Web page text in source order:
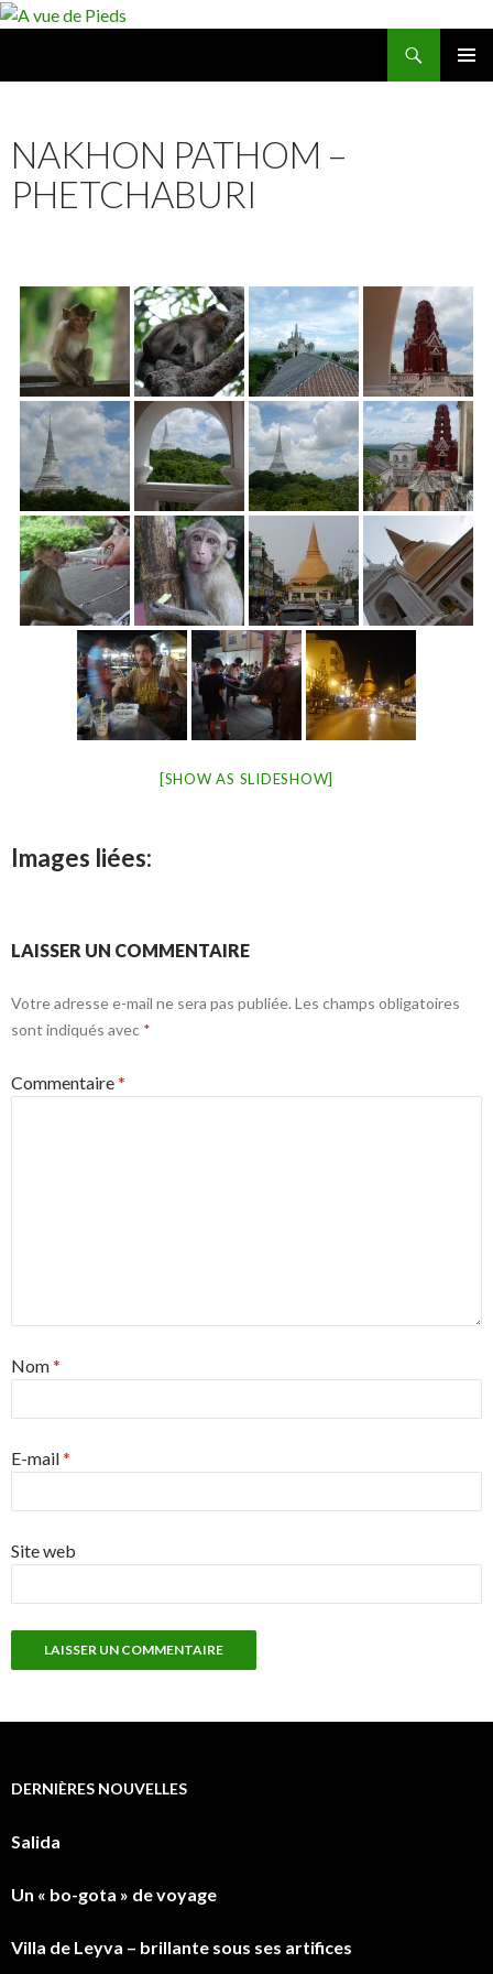
NAKHON PATHOM –
PHETCHABURI
[SHOW AS SLIDESHOW]
Images liées:
LAISSER UN COMMENTAIRE
Votre adresse e-mail ne sera pas publiée. Les champs obligatoires
sont indiqués avec *
Commentaire*
Nom*
E-mail*
Site web
DERNIÈRES NOUVELLES
Salida
Un « bo-gota » de voyage
Villa de Leyva – brillante sous ses artifices